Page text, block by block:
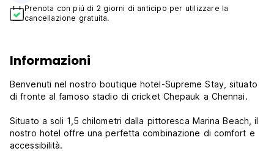
Prenota con piú di 2 giorni di anticipo per utilizzare la
cancellazione gratuita.
Informazioni
Benvenuti nel nostro boutique hotel-Supreme Stay, situato
di fronte al famoso stadio di cricket Chepauk a Chennai.
Situato a soli 1,5 chilometri dalla pittoresca Marina Beach, il
nostro hotel offre una perfetta combinazione di comfort e
accessibilità.